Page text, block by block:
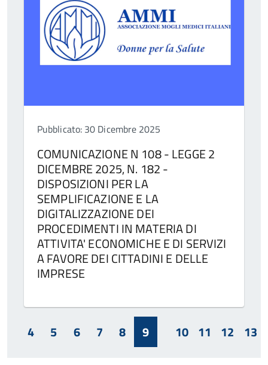
Pubblicato: 30 Dicembre 2025
COMUNICAZIONE N 108 - LEGGE 2
DICEMBRE 2025, N. 182 -
DISPOSIZIONI PER LA
SEMPLIFICAZIONE E LA
DIGITALIZZAZIONE DEI
PROCEDIMENTI IN MATERIA DI
ATTIVITA' ECONOMICHE E DI SERVIZI
A FAVORE DEI CITTADINI E DELLE
IMPRESE
4 5 6 7 8 9 10 11 12 13